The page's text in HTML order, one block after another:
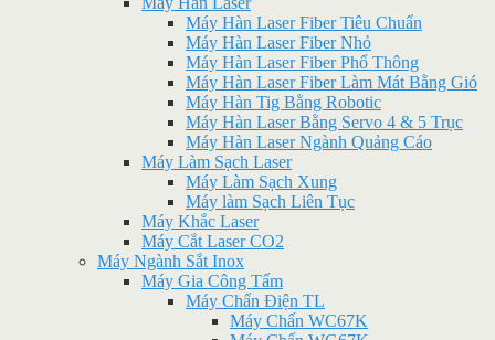
Máy Hàn Laser Fiber Tiêu Chuẩn
Máy Hàn Laser Fiber Nhỏ
Máy Hàn Laser Fiber Phổ Thông
Máy Hàn Laser Fiber Làm Mát Bằng Gió
Máy Hàn Tig Bằng Robotic
Máy Hàn Laser Bằng Servo 4 & 5 Trục
Máy Hàn Laser Ngành Quảng Cáo
Máy Làm Sạch Laser
Máy Làm Sạch Xung
Máy làm Sạch Liên Tục
Máy Khắc Laser
Máy Cắt Laser CO2
Máy Ngành Sắt Inox
Máy Gia Công Tấm
Máy Chấn Điện TL
Máy Chấn WC67K